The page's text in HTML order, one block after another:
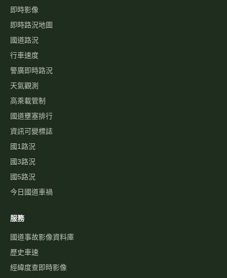
即時影像
即時路況地圖
國道路況
行車速度
警廣即時路況
天氣觀測
高乘載管制
國道壅塞排行
資訊可變標誌
國1路況
國3路況
國5路況
今日國道車禍
服務
國道事故影像資料庫
歷史車速
經緯度查即時影像